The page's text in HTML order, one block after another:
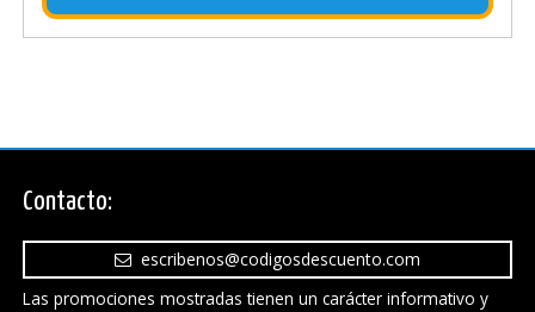
Contacto:
escribenos@codigosdescuento.com
Las promociones mostradas tienen un carácter informativo y